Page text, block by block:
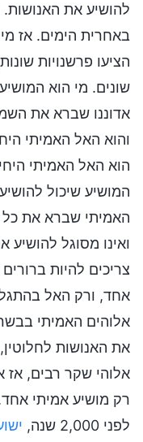
להושיע את האנושות.
באחרית הימים. אז
הציעו פרשנויות
שונים. מי הוא
אדוננו שברא את
והוא האל האמיתי
הוא האל האמיתי
המושיע שיכול
האמיתי שברא את כל
ואינו מסוגל להושיע
צריכים להיות
אחד, ורק האל
אלוהים האמיתי
את האנושות
אלוהי שקר רבים, אז
רק מושיע אמיתי
לפני 2,000 שנה,